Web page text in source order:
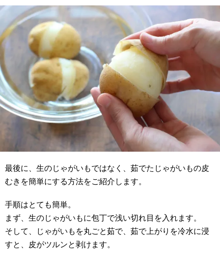
最後に、生のじゃがいもではなく、茹でたじゃがいもの皮
むきを簡単にする方法をご紹介します。
手順はとても簡単。
まず、生のじゃがいもに包丁で浅い切れ目を入れます。
そして、じゃがいもを丸ごと茹で、茹で上がりを冷水に浸
すと、皮がツルンと剥けます。